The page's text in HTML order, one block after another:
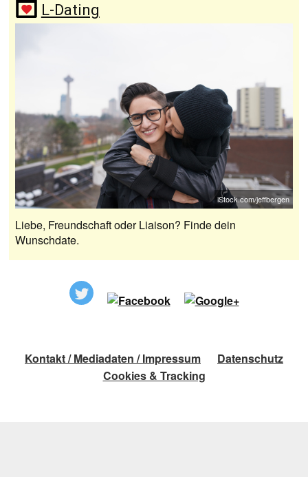
L-Dating
iStock.com/jeffbergen
Liebe, Freundschaft oder Liaison? Finde dein
Wunschdate.
Kontakt / Mediadaten / Impressum
Datenschutz
Cookies & Tracking